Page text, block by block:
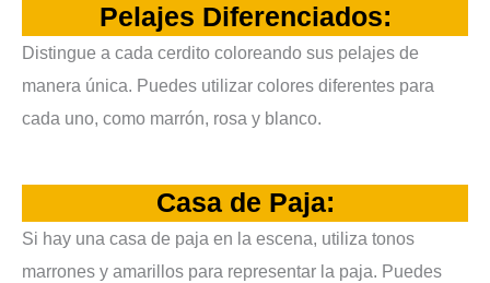
Pelajes Diferenciados:
Distingue a cada cerdito coloreando sus pelajes de
manera única. Puedes utilizar colores diferentes para
cada uno, como marrón, rosa y blanco.
Casa de Paja:
Si hay una casa de paja en la escena, utiliza tonos
marrones y amarillos para representar la paja. Puedes